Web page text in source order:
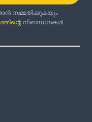
സമ്മതിക്കുകയും
നിബന്ധനകൾ